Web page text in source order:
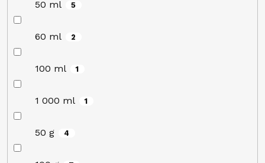
50 ml 5
60 ml 2
100 ml 1
1 000 ml 1
50 g 4